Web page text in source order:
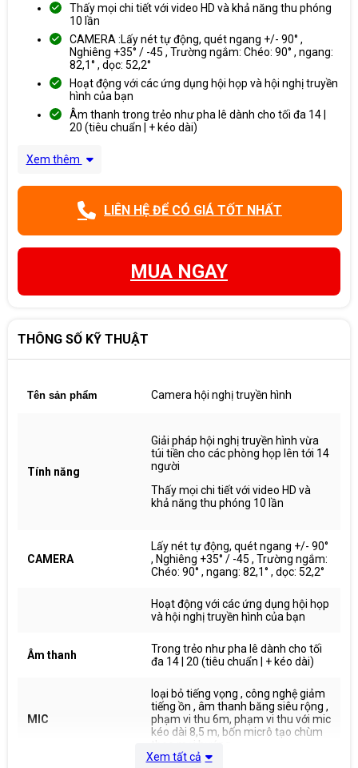
Thấy mọi chi tiết với video HD và khả năng thu phóng
10 lần
CAMERA :Lấy nét tự động, quét ngang +/- 90° ,
Nghiêng +35° / -45 , Trường ngắm: Chéo: 90° , ngang:
82,1° , dọc: 52,2°
Hoạt động với các ứng dụng hội họp và hội nghị truyền
hình của bạn
Âm thanh trong trẻo như pha lê dành cho tối đa 14 |
20 (tiêu chuẩn | + kéo dài)
Xem thêm
LIÊN HỆ ĐỂ CÓ GIÁ TỐT NHẤT
MUA NGAY
THÔNG SỐ KỸ THUẬT
Tên sản phẩm Camera hội nghị truyền hình
Tính năng
Giải pháp hội nghị truyền hình vừa
túi tiền cho các phòng họp lên tới 14
người
Thấy mọi chi tiết với video HD và
khả năng thu phóng 10 lần
CAMERA
Lấy nét tự động, quét ngang +/- 90°
, Nghiêng +35° / -45 , Trường ngắm:
Chéo: 90° , ngang: 82,1° , dọc: 52,2°
Hoạt động với các ứng dụng hội họp
và hội nghị truyền hình của bạn
Âm thanh
Trong trẻo như pha lê dành cho tối
đa 14 | 20 (tiêu chuẩn | + kéo dài)
MIC
loại bỏ tiếng vọng , công nghệ giảm
tiếng ồn , âm thanh băng siêu rộng ,
phạm vi thu 6m, phạm vi thu với mic
kéo dài 8,5 m, bốn micrô tạo chùm
Xem tất cả